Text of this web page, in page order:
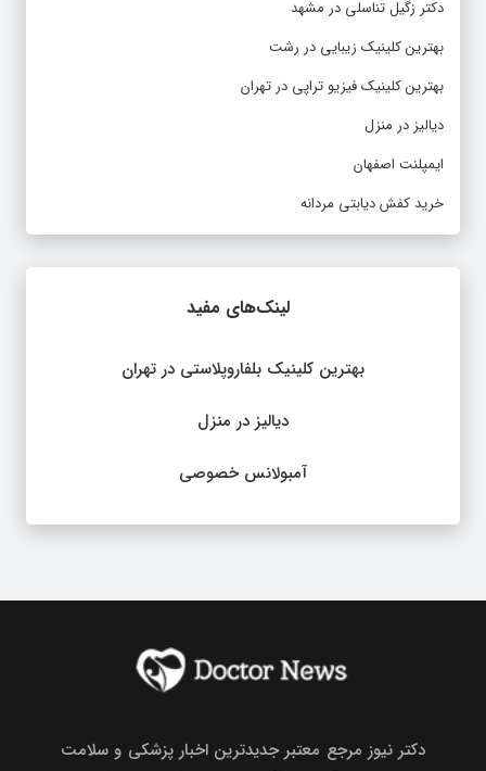
دکتر زگیل تناسلی در مشهد
بهترین کلینیک زیبایی در رشت
بهترین کلینیک فیزیو تراپی در تهران
دیالیز در منزل
ایمپلنت اصفهان
خرید کفش دیابتی مردانه
لینک‌های مفید
بهترین کلینیک بلفاروپلاستی در تهران
دیالیز در منزل
آمبولانس خصوصی
دکتر نیوز مرجع معتبر جدیدترین اخبار پزشکی و سلامت